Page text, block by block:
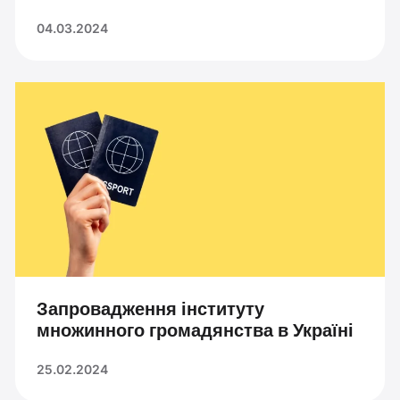
04.03.2024
Запровадження інституту
множинного громадянства в Україні
25.02.2024